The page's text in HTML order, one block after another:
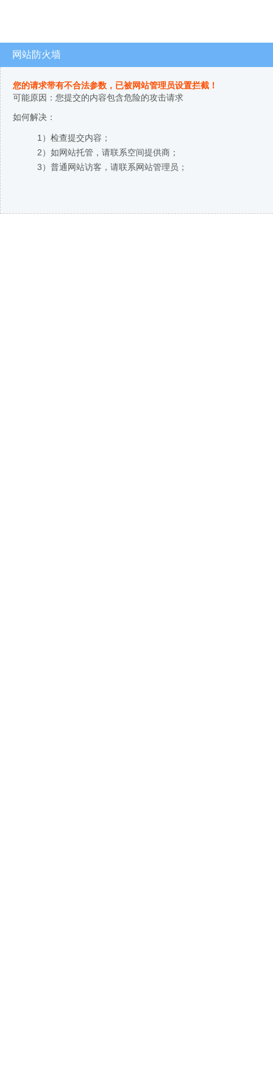
网站防火墙
您的请求带有不合法参数，已被网站管理员设置拦截！
可能原因：您提交的内容包含危险的攻击请求
如何解决：
1）检查提交内容；
2）如网站托管，请联系空间提供商；
3）普通网站访客，请联系网站管理员；